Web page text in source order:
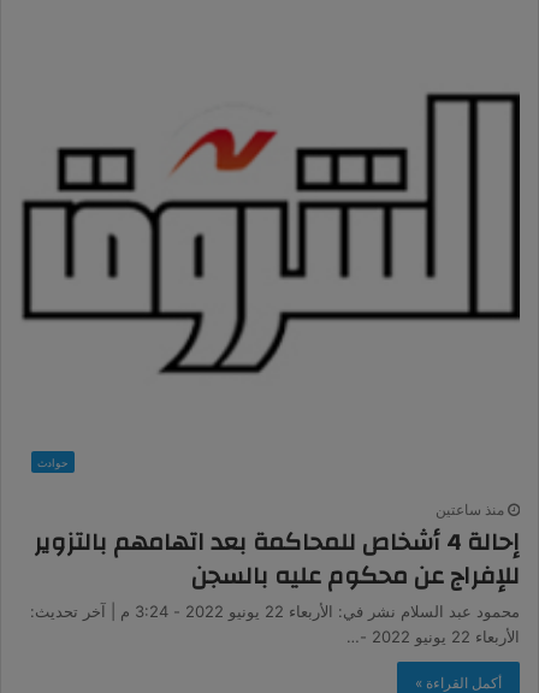
حوادث
منذ ساعتين
إحالة 4 أشخاص للمحاكمة بعد اتهامهم بالتزوير
للإفراج عن محكوم عليه بالسجن
محمود عبد السلام نشر في: الأربعاء 22 يونيو 2022 - 3:24 م | آخر تحديث:
الأربعاء 22 يونيو 2022 -…
أكمل القراءة »